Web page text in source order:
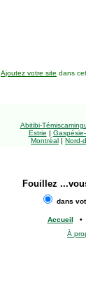
Ajoutez votre site dans
Abitibi-
Estrie |
Montréal | Nord-
Fouillez
dans
Accueil •
À